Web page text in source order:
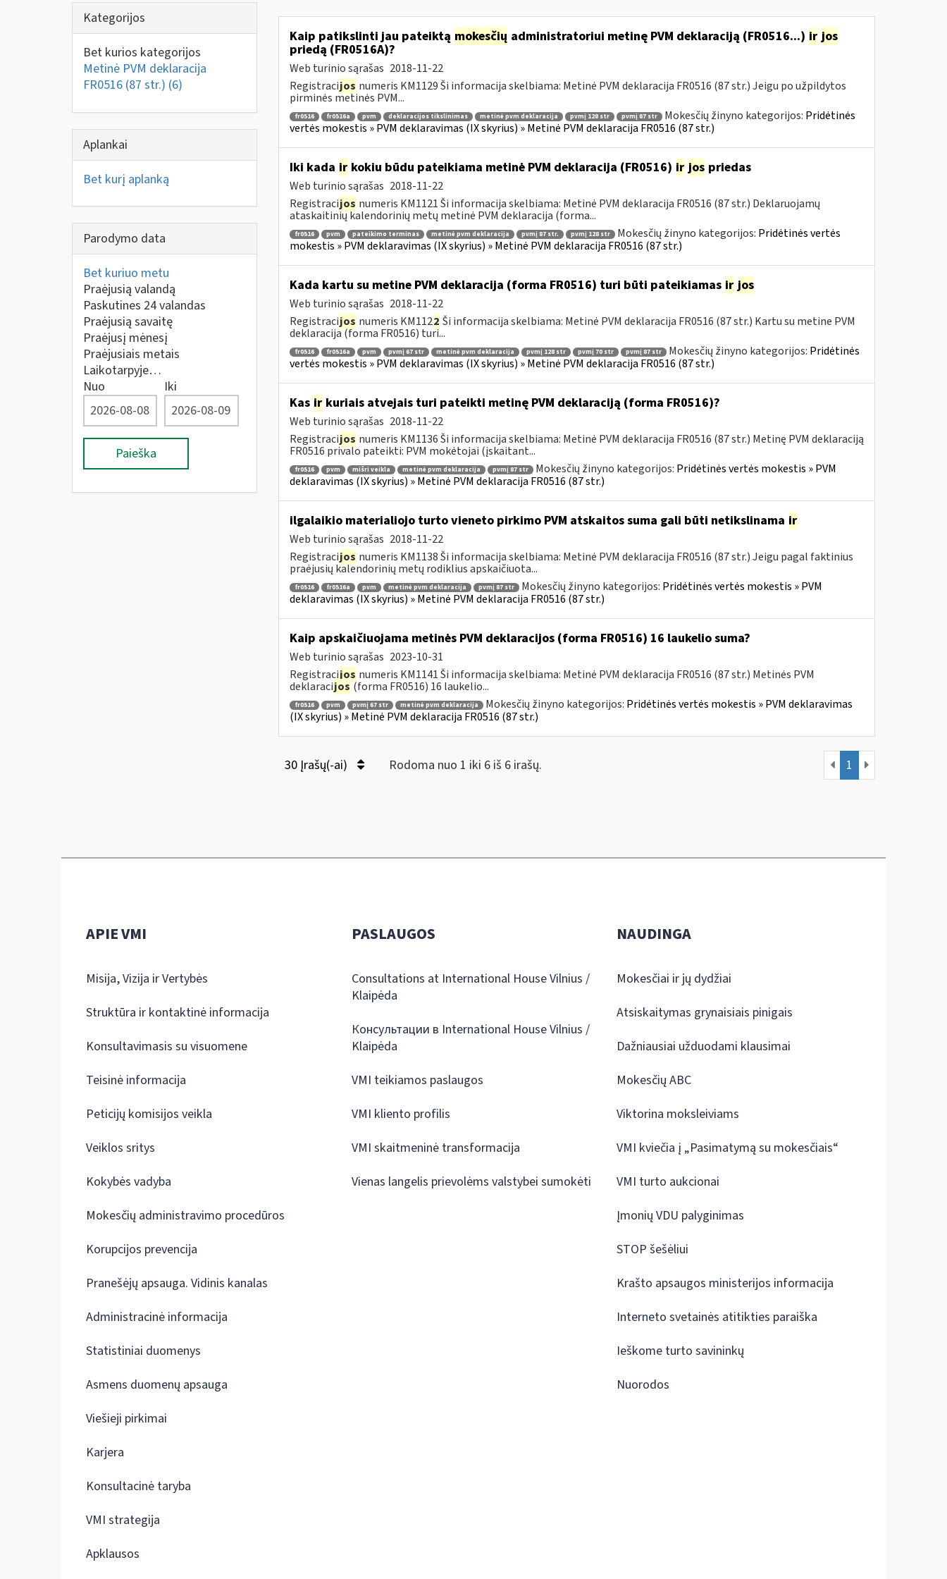
Kategorijos
Bet kurios kategorijos
Metinė PVM deklaracija
FR0516 (87 str.) (6)
Aplankai
Bet kurį aplanką
Parodymo data
Bet kuriuo metu
Praėjusią valandą
Paskutines 24 valandas
Praėjusią savaitę
Praėjusį mėnesį
Praėjusiais metais
Laikotarpyje…
Nuo
Iki
Paieška
Kaip patikslinti jau pateiktą mokesčių administratoriui metinę PVM deklaraciją (FR0516...) ir jos
priedą (FR0516A)?
Web turinio sąrašas 2018-11-22
Registracijos numeris KM1129 Ši informacija skelbiama: Metinė PVM deklaracija FR0516 (87 str.) Jeigu po užpildytos
pirminės metinės PVM...
fr0516 fr0516a pvm deklaracijos tikslinimas metinė pvm deklaracija pvmį 128 str pvmį 87 str Mokesčių žinyno kategorijos: Pridėtinės
vertės mokestis » PVM deklaravimas (IX skyrius) » Metinė PVM deklaracija FR0516 (87 str.)
Iki kada irkokiu būdu pateikiama metinė PVM deklaracija (FR0516) ir jos priedas
Web turinio sąrašas 2018-11-22
Registracijos numeris KM1121 Ši informacija skelbiama: Metinė PVM deklaracija FR0516 (87 str.) Deklaruojamų
ataskaitinių kalendorinių metų metinė PVM deklaracija (forma...
fr0516 pvm pateikimo terminas metinė pvm deklaracija pvmį 87 str. pvmį 128 str Mokesčių žinyno kategorijos: Pridėtinės vertės
mokestis » PVM deklaravimas (IX skyrius) » Metinė PVM deklaracija FR0516 (87 str.)
Kada kartu su metine PVM deklaracija (forma FR0516) turi būti pateikiamas ir jos
Web turinio sąrašas 2018-11-22
Registracijos numeris KM1122 Ši informacija skelbiama: Metinė PVM deklaracija FR0516 (87 str.) Kartu su metine PVM
deklaracija (forma FR0516) turi...
fr0516 fr0516a pvm pvmį 67 str metinė pvm deklaracija pvmį 128 str pvmį 70 str pvmį 87 str Mokesčių žinyno kategorijos: Pridėtinės
vertės mokestis » PVM deklaravimas (IX skyrius) » Metinė PVM deklaracija FR0516 (87 str.)
Kas irkuriais atvejais turi pateikti metinę PVM deklaraciją (forma FR0516)?
Web turinio sąrašas 2018-11-22
Registracijos numeris KM1136 Ši informacija skelbiama: Metinė PVM deklaracija FR0516 (87 str.) Metinę PVM deklaraciją
FR0516 privalo pateikti: PVM mokėtojai (įskaitant...
fr0516 pvm mišri veikla metinė pvm deklaracija pvmį 87 str Mokesčių žinyno kategorijos: Pridėtinės vertės mokestis » PVM
deklaravimas (IX skyrius) » Metinė PVM deklaracija FR0516 (87 str.)
ilgalaikio materialiojo turto vieneto pirkimo PVM atskaitos suma gali būti netikslinama ir
Web turinio sąrašas 2018-11-22
Registracijos numeris KM1138 Ši informacija skelbiama: Metinė PVM deklaracija FR0516 (87 str.) Jeigu pagal faktinius
praėjusių kalendorinių metų rodiklius apskaičiuota...
fr0516 fr0516a pvm metinė pvm deklaracija pvmį 87 str Mokesčių žinyno kategorijos: Pridėtinės vertės mokestis » PVM
deklaravimas (IX skyrius) » Metinė PVM deklaracija FR0516 (87 str.)
Kaip apskaičiuojama metinės PVM deklaracijos (forma FR0516) 16 laukelio suma?
Web turinio sąrašas 2023-10-31
Registracijos numeris KM1141 Ši informacija skelbiama: Metinė PVM deklaracija FR0516 (87 str.) Metinės PVM
deklaracijos(forma FR0516) 16 laukelio...
fr0516 pvm pvmį 67 str metinė pvm deklaracija Mokesčių žinyno kategorijos: Pridėtinės vertės mokestis » PVM deklaravimas
(IX skyrius) » Metinė PVM deklaracija FR0516 (87 str.)
30 Įrašų(-ai) Rodoma nuo 1 iki 6 iš 6 irašų. 1
APIE VMI
Misija, Vizija ir Vertybės
Struktūra ir kontaktinė informacija
Konsultavimasis su visuomene
Teisinė informacija
Peticijų komisijos veikla
Veiklos sritys
Kokybės vadyba
Mokesčių administravimo procedūros
Korupcijos prevencija
Pranešėjų apsauga. Vidinis kanalas
Administracinė informacija
Statistiniai duomenys
Asmens duomenų apsauga
Viešieji pirkimai
Karjera
Konsultacinė taryba
VMI strategija
Apklausos
PASLAUGOS
Consultations at International House Vilnius /
Klaipėda
Консультации в International House Vilnius /
Klaipėda
VMI teikiamos paslaugos
VMI kliento profilis
VMI skaitmeninė transformacija
Vienas langelis prievolėms valstybei sumokėti
NAUDINGA
Mokesčiai ir jų dydžiai
Atsiskaitymas grynaisiais pinigais
Dažniausiai užduodami klausimai
Mokesčių ABC
Viktorina moksleiviams
VMI kviečia į „Pasimatymą su mokesčiais“
VMI turto aukcionai
Įmonių VDU palyginimas
STOP šešėliui
Krašto apsaugos ministerijos informacija
Interneto svetainės atitikties paraiška
Ieškome turto savininkų
Nuorodos